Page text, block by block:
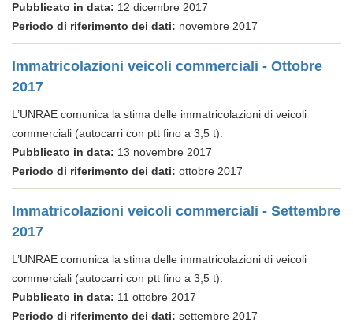
Pubblicato in data: 12 dicembre 2017
Periodo di riferimento dei dati: novembre 2017
Immatricolazioni veicoli commerciali - Ottobre
2017
L’UNRAE comunica la stima delle immatricolazioni di veicoli
commerciali (autocarri con ptt fino a 3,5 t).
Pubblicato in data: 13 novembre 2017
Periodo di riferimento dei dati: ottobre 2017
Immatricolazioni veicoli commerciali - Settembre
2017
L’UNRAE comunica la stima delle immatricolazioni di veicoli
commerciali (autocarri con ptt fino a 3,5 t).
Pubblicato in data: 11 ottobre 2017
Periodo di riferimento dei dati: settembre 2017